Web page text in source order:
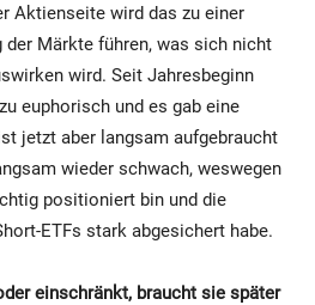
Aktienseite wird das zu einer
der Märkte führen, was sich nicht
wird. Seit Jahresbeginn
euphorisch und es gab eine
jetzt aber langsam aufgebraucht
wieder schwach, weswegen
positioniert bin und die
ETFs stark abgesichert habe.
einschränkt, braucht sie später